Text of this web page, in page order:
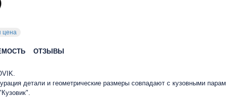
цена
ОТЗЫВЫ
детали и геометрические размеры совпадают с кузовными